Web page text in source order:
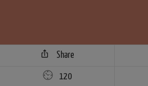
Share
120